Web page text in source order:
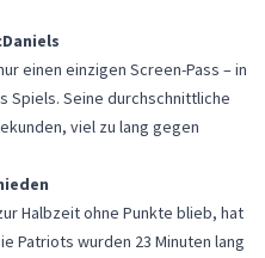
einen einzigen Screen-Pass – in
Spiels. Seine durchschnittliche
viel zu lang gegen
Halbzeit ohne Punkte blieb, hat
Patriots wurden 23 Minuten lang